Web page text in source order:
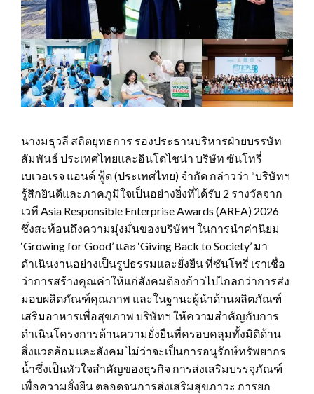
นางมธุวลี สถิตยุทธการ รองประธานบริหารฝ่ายบรรษัท
สัมพันธ์ ประเทศไทยและอินโดไชน่า บริษัท ซันโทรี่
เบเวอเรจ แอนด์ ฟู้ด (ประเทศไทย) จำกัด กล่าวว่า “บริษัทฯ
รู้สึกยินดีและภาคภูมิใจเป็นอย่างยิ่งที่ได้รับ 2 รางวัลจาก
เวที Asia Responsible Enterprise Awards (AREA) 2026
ซึ่งสะท้อนถึงความมุ่งมั่นของบริษัทฯ ในการนำค่านิยม
‘Growing for Good’ และ ‘Giving Back to Society’ มา
ดำเนินงานอย่างเป็นรูปธรรมและยั่งยืน ที่ซันโทรี่ เราเชื่อ
ว่าการสร้างคุณค่าให้แก่สังคมต้องก้าวไปไกลกว่าการส่ง
มอบผลิตภัณฑ์คุณภาพ และในฐานะผู้นำด้านผลิตภัณฑ์
เสริมอาหารเพื่อสุขภาพ บริษัทฯ ให้ความสำคัญกับการ
ดำเนินโครงการด้านความยั่งยืนที่ครอบคลุมทั้งมิติด้าน
สิ่งแวดล้อมและสังคม ไม่ว่าจะเป็นการอนุรักษ์ทรัพยากร
น้ำซึ่งเป็นหัวใจสำคัญของธุรกิจ การส่งเสริมบรรจุภัณฑ์
เพื่อความยั่งยืน ตลอดจนการส่งเสริมสุขภาวะ การยก